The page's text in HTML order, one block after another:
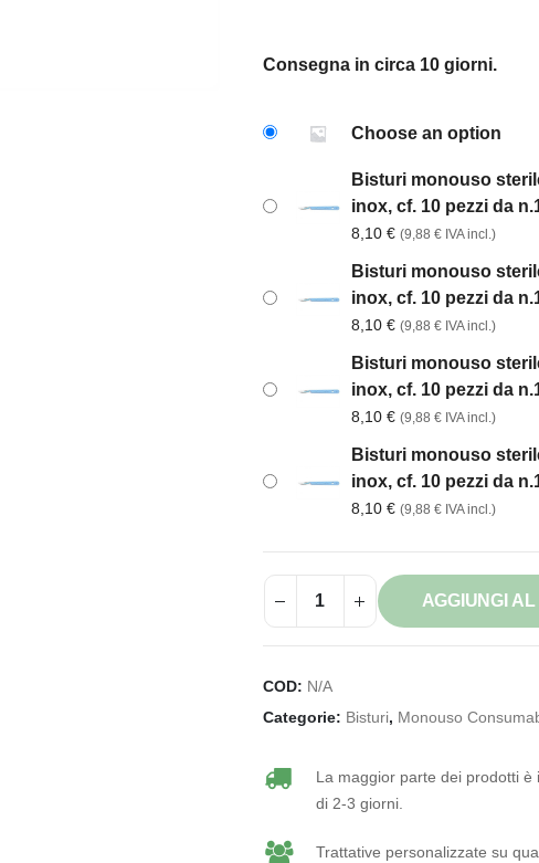
Consegna in circa 10 giorni.
Choose an option
Bisturi monouso
inox, cf. 10 pezzi da
8,10 € (9,88 €IVA incl.)
Bisturi monouso
inox, cf. 10 pezzi da
8,10 € (9,88 €IVA incl.)
Bisturi monouso
inox, cf. 10 pezzi da
8,10 € (9,88 €IVA incl.)
Bisturi monouso
inox, cf. 10 pezzi da
8,10 € (9,88 €IVA incl.)
AGGIUNGI
COD: N/A
Categorie: Bisturi, Monouso
La maggior parte dei prodotti
di 2-3 giorni.
Trattative personalizzate su